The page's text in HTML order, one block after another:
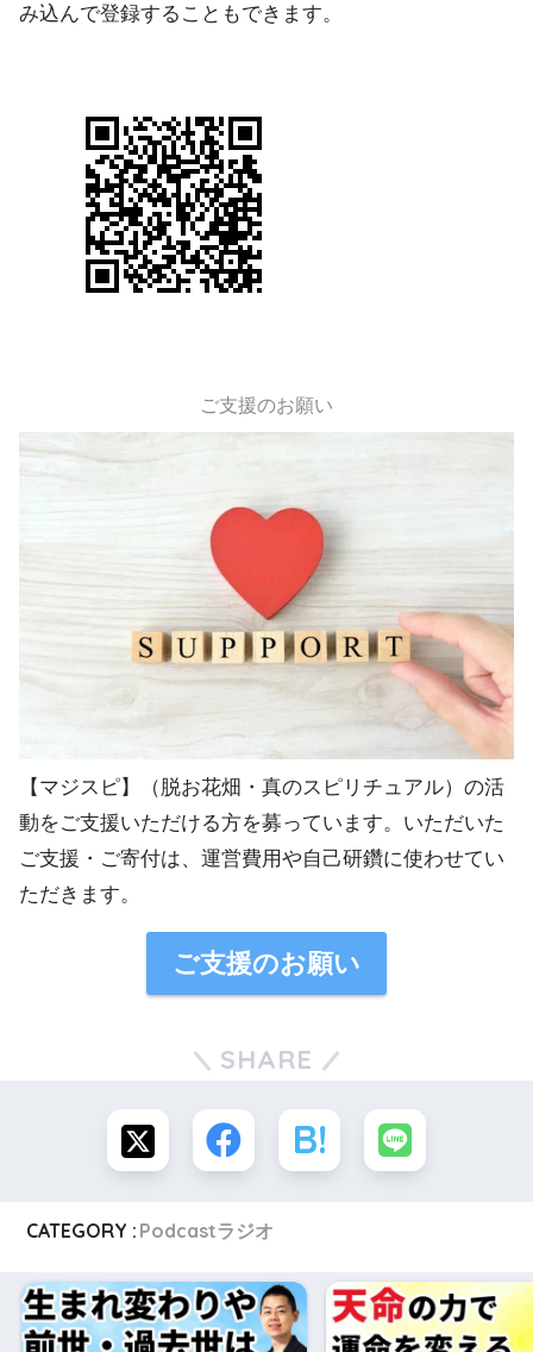
み込んで登録することもできます。
ご支援のお願い
【マジスピ】（脱お花畑・真のスピリチュアル）の活
動をご支援いただける方を募っています。いただいた
ご支援・ご寄付は、運営費用や自己研鑽に使わせてい
ただきます。
ご支援のお願い
SHARE
CATEGORY : Podcastラジオ